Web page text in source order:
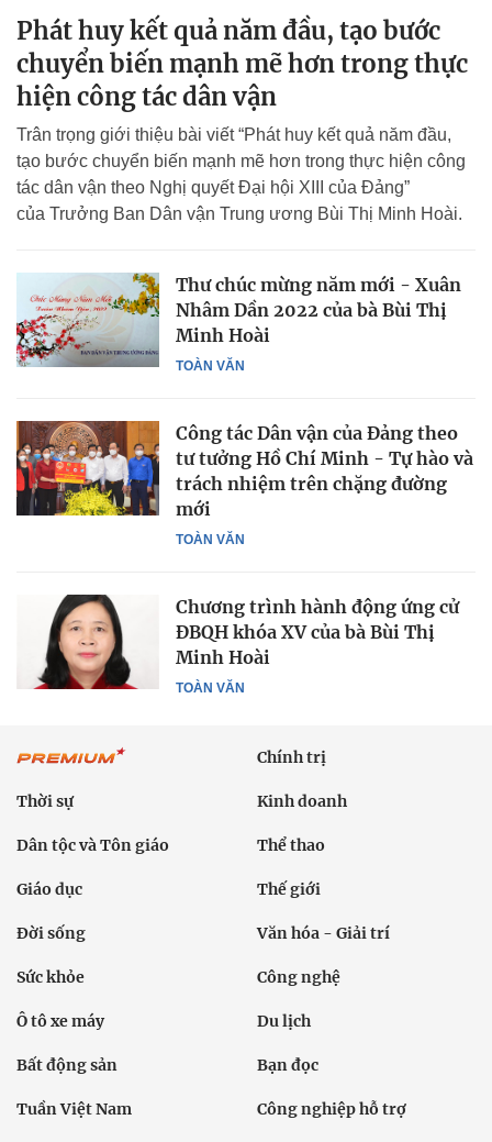
Phát huy kết quả năm đầu, tạo bước
chuyển biến mạnh mẽ hơn trong thực
hiện công tác dân vận
Trân trọng giới thiệu bài viết “Phát huy kết quả năm đầu,
tạo bước chuyển biến mạnh mẽ hơn trong thực hiện công
tác dân vận theo Nghị quyết Đại hội XIII của Đảng”
của Trưởng Ban Dân vận Trung ương Bùi Thị Minh Hoài.
TOÀN VĂN
Thư chúc mừng năm mới - Xuân
Nhâm Dần 2022 của bà Bùi Thị
Minh Hoài
TOÀN VĂN
Công tác Dân vận của Đảng theo
tư tưởng Hồ Chí Minh - Tự hào và
trách nhiệm trên chặng đường
mới
TOÀN VĂN
Chương trình hành động ứng cử
ĐBQH khóa XV của bà Bùi Thị
Minh Hoài
Chính trị
Thời sự Kinh doanh
Dân tộc và Tôn giáo Thể thao
Giáo dục Thế giới
Đời sống Văn hóa - Giải trí
Sức khỏe Công nghệ
Ô tô xe máy Du lịch
Bất động sản Bạn đọc
Tuần Việt Nam Công nghiệp hỗ trợ